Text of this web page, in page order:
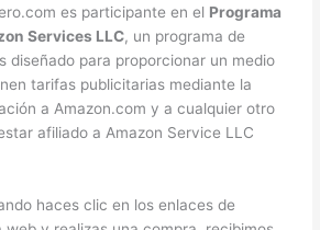
es participante en el Programa
Services LLC, un programa de
diseñado para proporcionar un medio
tarifas publicitarias mediante la
a Amazon.com y a cualquier otro
afiliado a Amazon Service LLC
haces clic en los enlaces de